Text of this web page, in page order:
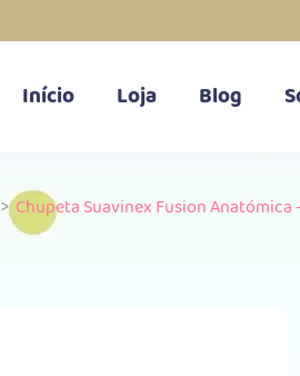
Início Loja Blog
>Chupeta Suavinex Fusion Anatómica